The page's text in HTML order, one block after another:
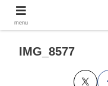
IMG_8577
menu